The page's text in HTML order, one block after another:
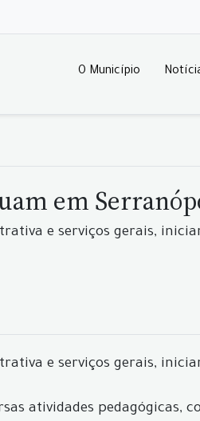
O Município
em
e serviços gerais,
e serviços gerais,
atividades pedagógicas,